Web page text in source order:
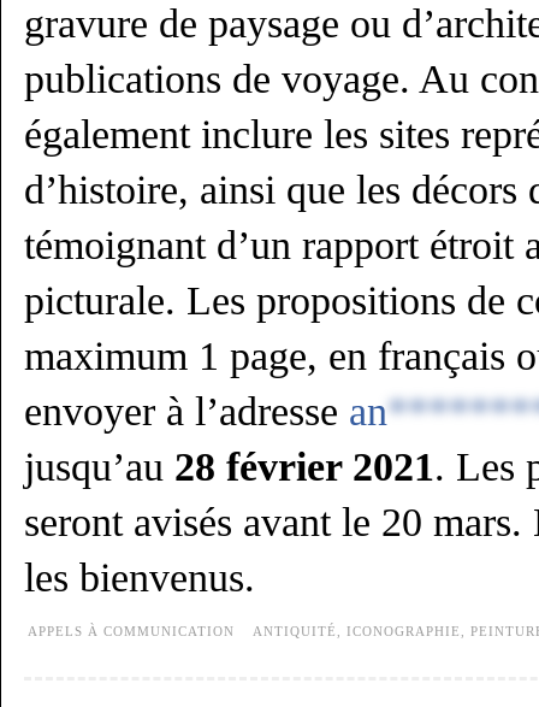
gravure de paysage ou
publications de voyage. Au
également inclure les sites
d’histoire, ainsi que les décors
témoignant d’un rapport étroit
picturale. Les propositions de
maximum 1 page, en français
envoyer à l’adresse an
jusqu’au 28 février 2021. Les
seront avisés avant le 20
les bienvenus.
APPELS À COMMUNICATION ANTIQUITÉ ICONOGRAPHIE